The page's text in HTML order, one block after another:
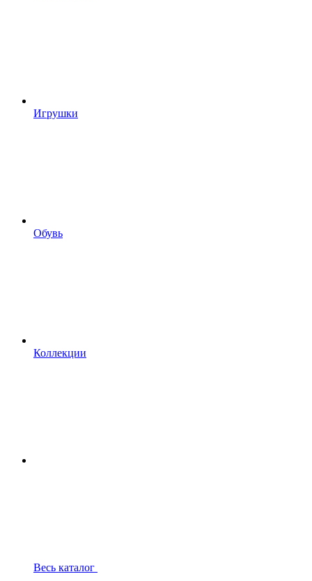
Игрушки
Обувь
Коллекции
Весь каталог